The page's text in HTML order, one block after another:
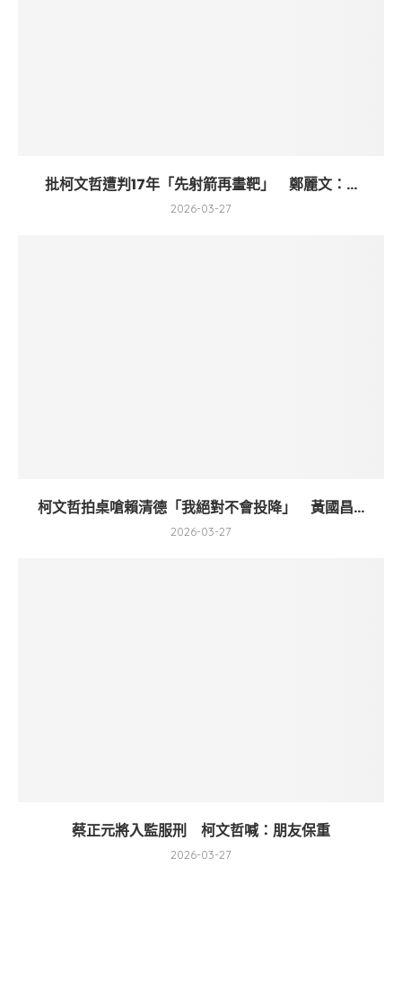
批柯文哲遭判17年「先射箭再畫靶」 鄭麗文：...
2026-03-27
柯文哲拍桌嗆賴清德「我絕對不會投降」 黃國昌...
2026-03-27
蔡正元將入監服刑 柯文哲喊：朋友保重
2026-03-27